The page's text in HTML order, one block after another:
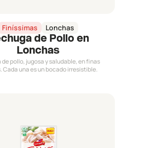
Finíssimas Lonchas
de Pollo en
Lonchas
de pollo, jugosa y saludable, en finas
Cada una es un bocado irresistible.